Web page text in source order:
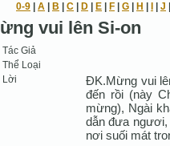
0-9 A B C D E F G H J
ừng vui lên Si-on
Tác Giả
Thể Loại
Lời
ĐK.Mừng vui
đến rồi (này
mừng), Ngài
dẫn đưa ngươi,
nơi suối mát